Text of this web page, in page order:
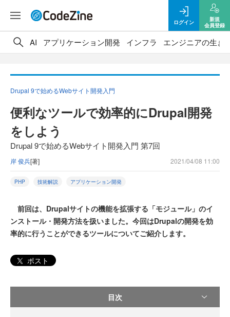
ログイン
新規
会員登録
AI アプリケーション開発 インフラ エンジニアの生き
Drupal 9で始めるWebサイト開発入門
便利なツールで効率的にDrupal開発
をしよう
Drupal 9で始めるWebサイト開発入門 第7回
岸 俊兵[著] 2021/04/08 11:00
PHP 技術解説 アプリケーション開発
前回は、Drupalサイトの機能を拡張する「モジュール」のイ
ンストール・開発方法を扱いました。今回はDrupalの開発を効
率的に行うことができるツールについてご紹介します。
ポスト
目次